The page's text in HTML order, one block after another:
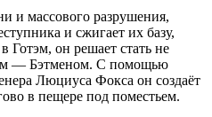
и массового разрушения,
и сжигает их базу,
Готэм, он решает стать не
— Бэтменом. С помощью
Люциуса Фокса он создаёт
в пещере под поместьем.